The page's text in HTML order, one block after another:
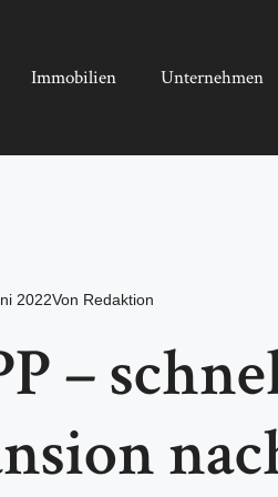
Immobilien Unternehmen
2022Von Redaktion
–